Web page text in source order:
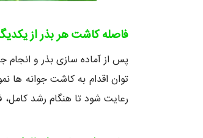
فاصله کاشت هر بذر از
توان اقدام به کاشت جوانه ها
رعایت شود تا هنگام رشد